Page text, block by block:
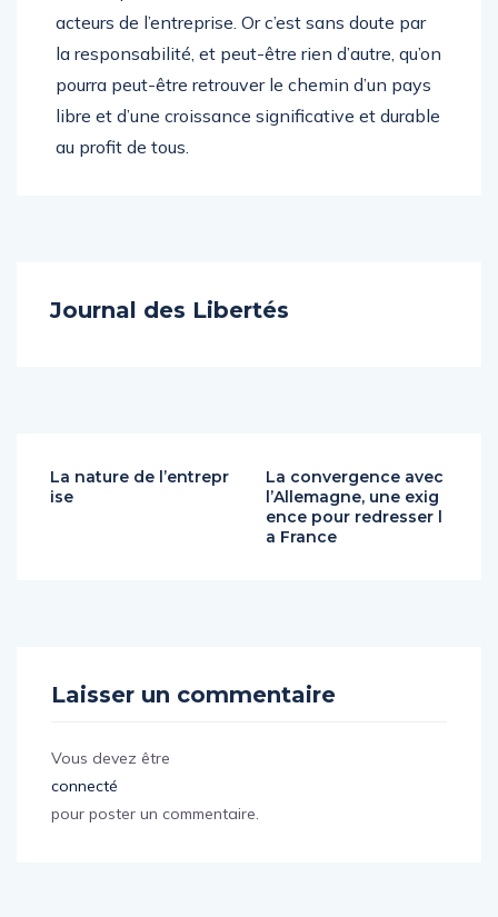
autant que de leur avenir commun tous les
acteurs de l’entreprise. Or c’est sans doute par
la responsabilité, et peut-être rien d’autre, qu’on
pourra peut-être retrouver le chemin d’un pays
libre et d’une croissance significative et durable
La nature de l’entrepr
La convergence avec
l’Allemagne, une exig
ence pour redresser l
Vous devez être
connecté